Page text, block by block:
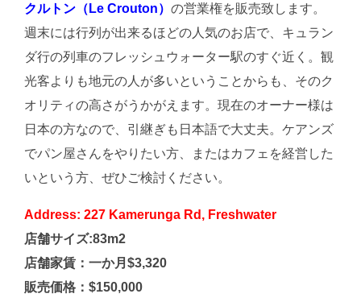
クルトン（Le Crouton） の営業権を販売致します。
週末には行列が出来るほどの人気のお店で、キュラン
ダ行の列車のフレッシュウォーター駅のすぐ近く。観
光客よりも地元の人が多いということからも、そのク
オリティの高さがうかがえます。現在のオーナー様は
日本の方なので、引継ぎも日本語で大丈夫。ケアンズ
でパン屋さんをやりたい方、またはカフェを経営した
いという方、ぜひご検討ください。
Address: 227 Kamerunga Rd, Freshwater
店舗サイズ:83m2
店舗家賃：一か月$3,320
販売価格：$150,000